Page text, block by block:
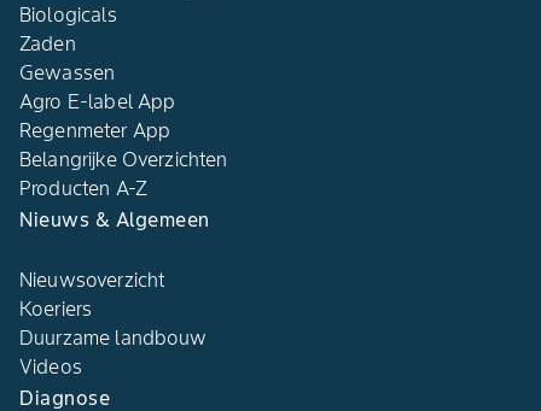
Biologicals
Zaden
Gewassen
Agro E-label App
Regenmeter App
Belangrijke Overzichten
Producten A-Z
Nieuws & Algemeen
Nieuwsoverzicht
Koeriers
Duurzame landbouw
Videos
Diagnose